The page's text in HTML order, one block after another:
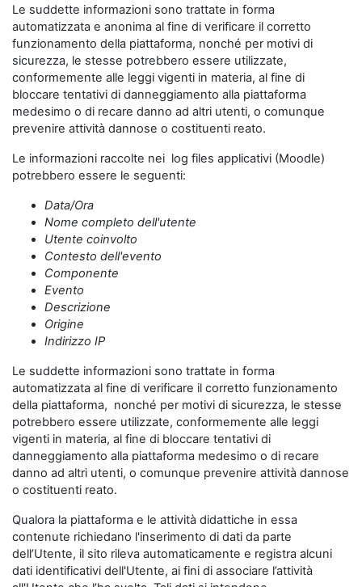
Le suddette informazioni sono trattate in forma
automatizzata e anonima al fine di verificare il corretto
funzionamento della piattaforma, nonché per motivi di
sicurezza, le stesse potrebbero essere utilizzate,
conformemente alle leggi vigenti in materia, al fine di
bloccare tentativi di danneggiamento alla piattaforma
medesimo o di recare danno ad altri utenti, o comunque
prevenire attività dannose o costituenti reato.
Le informazioni raccolte nei log files applicativi (Moodle)
potrebbero essere le seguenti:
Data/Ora
Nome completo dell'utente
Utente coinvolto
Contesto dell'evento
Componente
Evento
Descrizione
Origine
Indirizzo IP
Le suddette informazioni sono trattate in forma
automatizzata al fine di verificare il corretto funzionamento
della piattaforma, nonché per motivi di sicurezza, le stesse
potrebbero essere utilizzate, conformemente alle leggi
vigenti in materia, al fine di bloccare tentativi di
danneggiamento alla piattaforma medesimo o di recare
danno ad altri utenti, o comunque prevenire attività dannose
o costituenti reato.
Qualora la piattaforma e le attività didattiche in essa
contenute richiedano l'inserimento di dati da parte
dell’Utente, il sito rileva automaticamente e registra alcuni
dati identificativi dell'Utente, ai fini di associare l’attività